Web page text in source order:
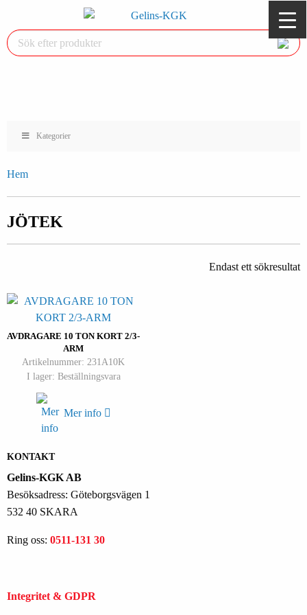
Kategorier
Hem
JÖTEK
Endast ett sökresultat
AVDRAGARE 10 TON KORT 2/3-
ARM
Artikelnummer: 231A10K
I lager: Beställningsvara
Mer info
KONTAKT
Gelins-KGK AB
Besöksadress: Göteborgsvägen 1
532 40 SKARA
Ring oss: 0511-131 30
Integritet & GDPR